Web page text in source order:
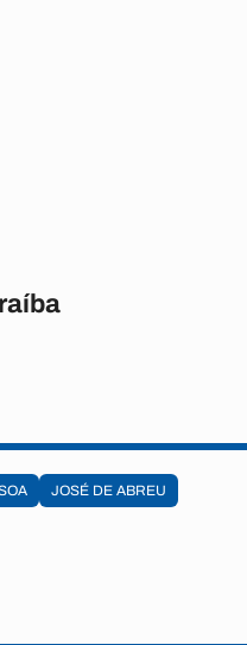
JOSÉ DE ABREU